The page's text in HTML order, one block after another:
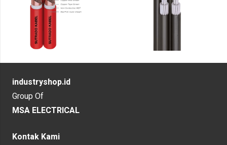
industryshop.id
Group Of
MSA ELECTRICAL
Kontak Kami